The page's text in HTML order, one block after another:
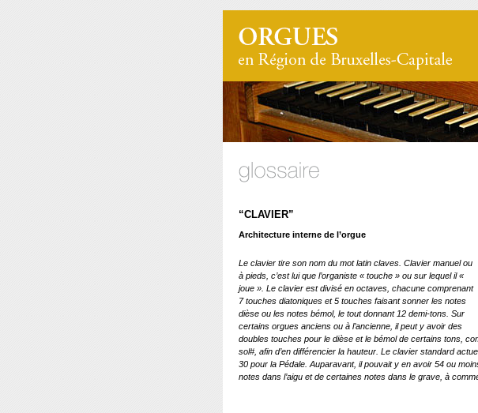
“CLAVIER”
Architecture interne de l’orgue
Le clavier tire son nom du mot latin claves. Clavier manuel ou
à pieds, c’est lui que l’organiste « touche » ou sur lequel il «
joue ». Le clavier est divisé en octaves, chacune comprenant
7 touches diatoniques et 5 touches faisant sonner les notes
dièse ou les notes bémol, le tout donnant 12 demi-tons. Sur
certains orgues anciens ou à l’ancienne, il peut y avoir des
doubles touches pour le dièse et le bémol de certains tons,
sol#, afin d’en différencier la hauteur. Le clavier standard
30 pour la Pédale. Auparavant, il pouvait y en avoir 54 ou
notes dans l’aigu et de certaines notes dans le grave, à